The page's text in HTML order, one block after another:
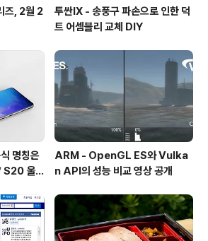
즈, 2월 2
투싼IX - 송풍구 파손으로 인한 덕
트 어셈블리 교체 DIY
명칭은
울트
ARM - OpenGL ES와 Vulka
n API의 성능 비교 영상 공개